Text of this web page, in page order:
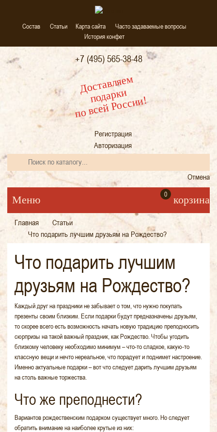
Состав Статьи Карта сайта
Часто задаваемые вопросы
История конфет
+7 (495) 565-38-48
Д
остав
ляе
м
по
да
р
к
и
по всей России!
Регистрация
Авторизация
Отмена
Меню корзина
0
Главная
Статьи
Что подарить лучшим друзьям на Рождество?
Что подарить лучшим
друзьям на Рождество?
Каждый друг на праздники не забывает о том, что нужно покупать
презенты своим близким. Если подарки будут предназначены друзьям,
то скорее всего есть возможность начать новую традицию преподносить
сюрпризы на такой важный праздник, как Рождество. Чтобы угодить
близкому человеку необходимо минимум – что-то сладкое, какую-то
классную вещи и нечто нереальное, что порадует и поднимет настроение.
Именно актуальные подарки – вот что следует дарить лучшим друзьям
на столь важные торжества.
Что же преподнести?
Вариантов рождественским подарком существует много. Но следует
обратить внимание на наиболее крутые из них: